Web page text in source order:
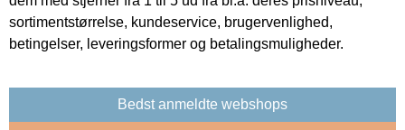
sortimentstørrelse, kundeservice, brugervenlighed,
betingelser, leveringsformer og betalingsmuligheder.
Bedst anmeldte webshops